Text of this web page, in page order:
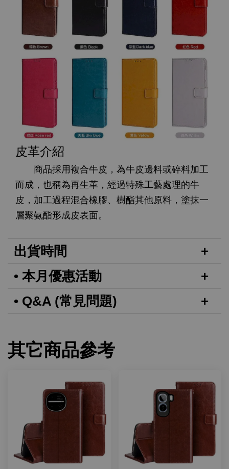
皮革介紹
商品採用複合牛皮，為牛皮邊料或碎料加工
而成，也稱為再生革，經過特殊工藝處理的牛
皮，加工過程混合橡膠、樹酯其他原料，塗抹一
層聚氨酯形成皮表面。
出貨時間
• 本月優惠活動
• Q&A (常見問題)
其它商品參考